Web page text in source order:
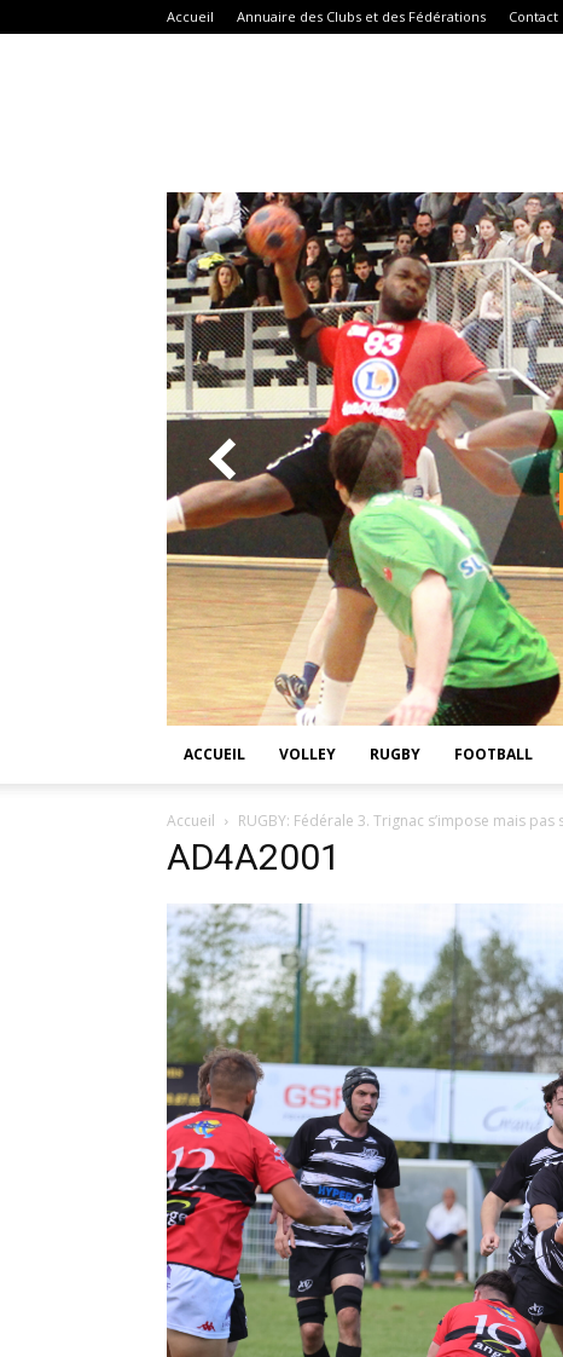
Accueil Annuaire des Clubs et des Fédérations Contact
ACCUEIL VOLLEY RUGBY FOOTBALL
Accueil RUGBY: Fédérale 3. Trignac s’impose mais pas
AD4A2001